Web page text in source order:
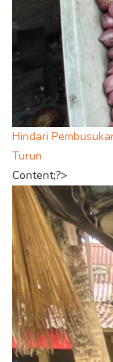
Hindari
Turun
Content;?>